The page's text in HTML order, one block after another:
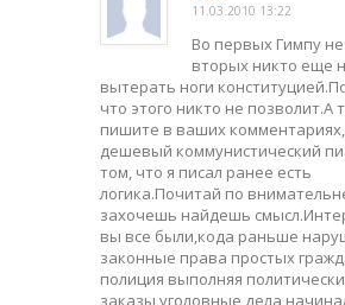
11.03.2010 13:22
Во первых Гимпу
вторых никто еще
вытерать ноги
что этого никто не позволит.А
пишите в ваших
дешевый коммунистический
том, что я писал ранее есть
логика.Почитай по
захочешь найдешь
вы все были,кода раньше
законные права простых
полиция выполняя
заказы,уголовные дела